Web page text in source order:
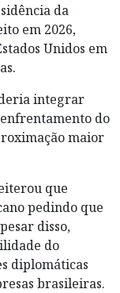
da
em 2026,
Unidos em
integrar
do
maior
que
pedindo que
disso,
do
diplomáticas
brasileiras.